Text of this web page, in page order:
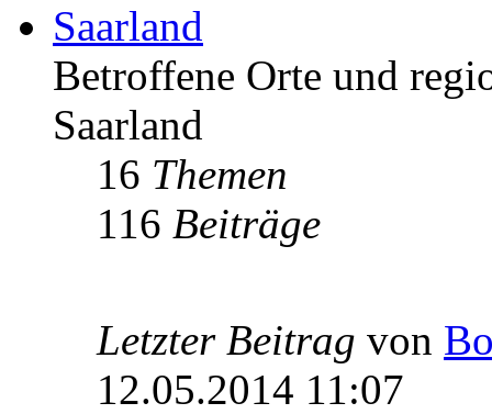
Saarland
Betroffene Orte und
Saarland
16 Themen
116 Beiträge
Letzter Beitrag von
12.05.2014 11:07